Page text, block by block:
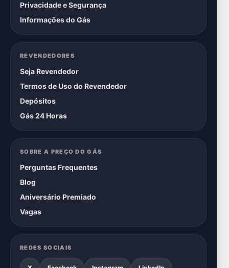
Privacidade e Segurança
Informações do Gás
REVENDEDORES
Seja Revendedor
Termos de Uso do Revendedor
Depósitos
Gás 24 Horas
SOBRE A PREÇO DO GÁS
Perguntas Frequentes
Blog
Aniversário Premiado
Vagas
REDES SOCIAIS